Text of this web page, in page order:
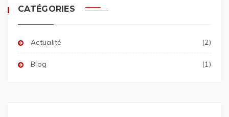
CATÉGORIES
Actualité (2)
Blog (1)